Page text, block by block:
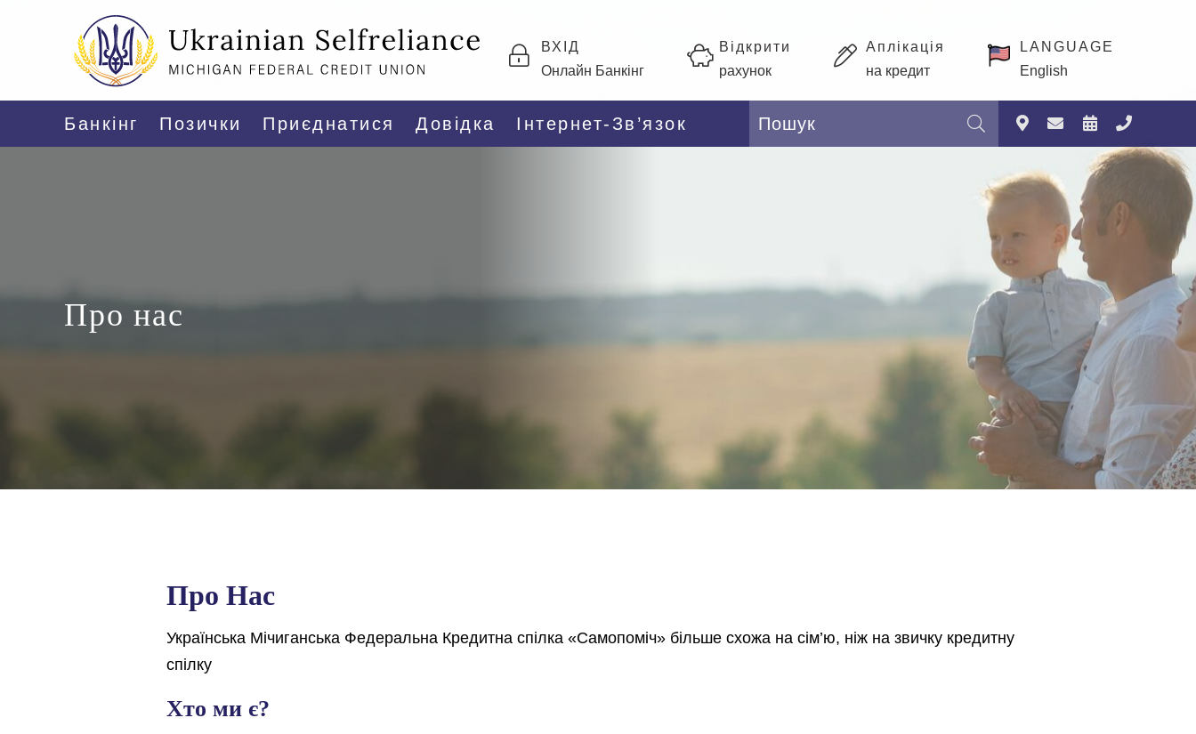
ВХІД
Онлайн Банкінг
Відкрити
рахунок
Аплікація
на кредит
LANGUAGE
English
Банкінг Позички Приєднатися Довідка Інтернет-Зв’язок
Про нас
Про Нас
Українська Мічиганська Федеральна Кредитна спілка «Самопоміч» більше схожа на сім’ю, ніж на звичку кредитну
спілку
Хто ми є?